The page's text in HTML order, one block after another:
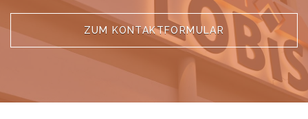
ZUM KONTAKTFORMULAR